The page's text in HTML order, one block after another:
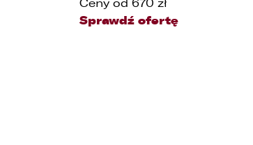
Ceny od 670 zł
Sprawdź ofertę